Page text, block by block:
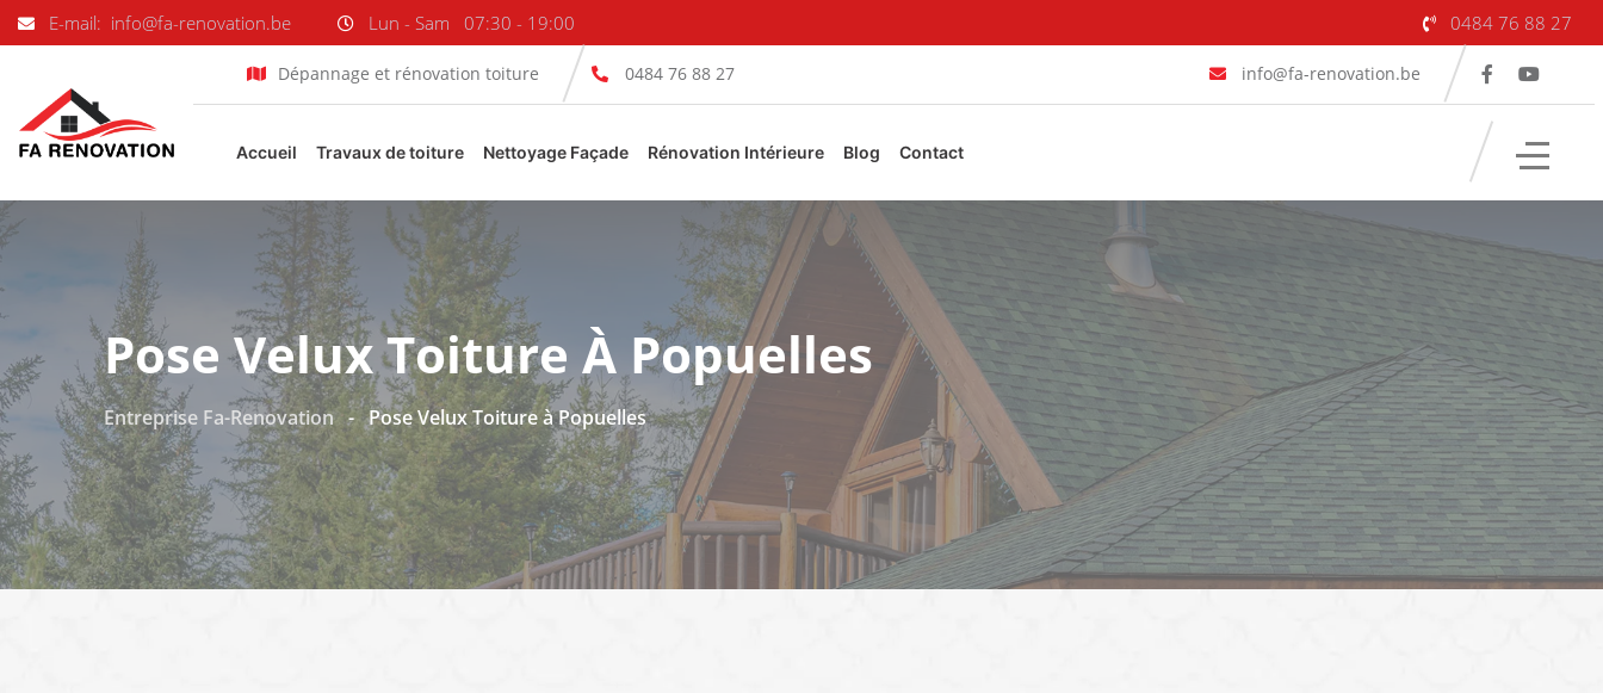
E-mail: info@fa-renovation.be Lun - Sam 07:30 - 19:00 0484 76 88 27
Dépannage et rénovation toiture 0484 76 88 27 info@fa-renovation.be
Accueil Travaux de toiture Nettoyage Façade Rénovation Intérieure Blog Contact
Pose Velux Toiture À Popuelles
Entreprise Fa-Renovation - Pose Velux Toiture à Popuelles